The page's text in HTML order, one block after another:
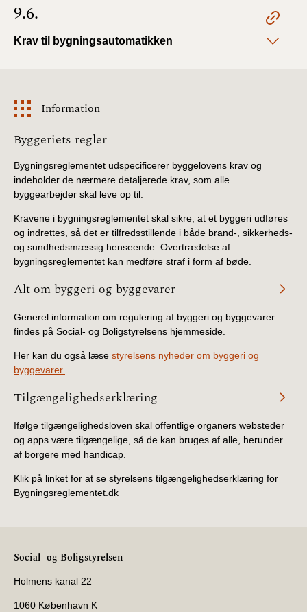
9.6.
Krav til bygningsautomatikken
Information
Information
Byggeriets regler
Bygningsreglementet udspecificerer byggelovens krav og
indeholder de nærmere detaljerede krav, som alle
byggearbejder skal leve op til.
Kravene i bygningsreglementet skal sikre, at et byggeri udføres
og indrettes, så det er tilfredsstillende i både brand-, sikkerheds-
og sundhedsmæssig henseende. Overtrædelse af
bygningsreglementet kan medføre straf i form af bøde.
Alt om byggeri og byggevarer
Generel information om regulering af byggeri og byggevarer
findes på Social- og Boligstyrelsens hjemmeside.
Her kan du også læse styrelsens nyheder om byggeri og
byggevarer.
Tilgængelighedserklæring
Ifølge tilgængelighedsloven skal offentlige organers websteder
og apps være tilgængelige, så de kan bruges af alle, herunder
af borgere med handicap.
Klik på linket for at se styrelsens tilgængelighedserklæring for
Bygningsreglementet.dk
Social- og Boligstyrelsen
Holmens kanal 22
1060 København K